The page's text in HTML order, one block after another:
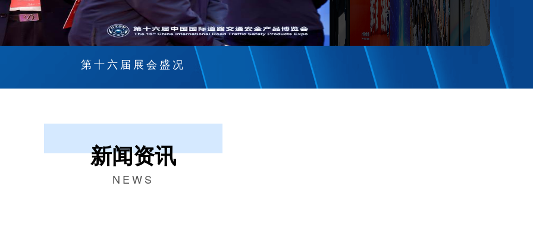
第十六届展会盛况
新闻资讯
NEWS